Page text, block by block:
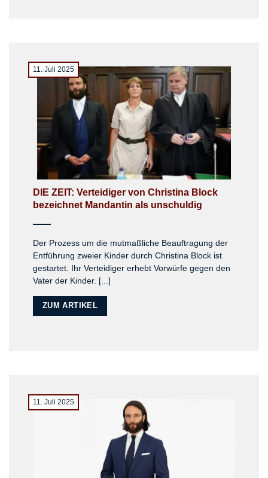
DIE ZEIT: Verteidiger von Christina Block
bezeichnet Mandantin als unschuldig
11. Juli 2025
Der Prozess um die mutmaßliche Beauftragung der
Entführung zweier Kinder durch Christina Block ist
gestartet. Ihr Verteidiger erhebt Vorwürfe gegen den
Vater der Kinder. [...]
ZUM ARTIKEL
11. Juli 2025